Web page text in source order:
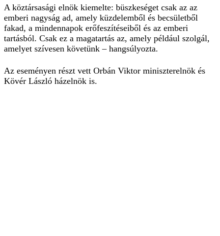
A köztársasági elnök kiemelte: büszkeséget csak az az
emberi nagyság ad, amely küzdelemből és becsületből
fakad, a mindennapok erőfeszítéseiből és az emberi
tartásból. Csak ez a magatartás az, amely például szolgál,
amelyet szívesen követünk – hangsúlyozta.
Az eseményen részt vett Orbán Viktor miniszterelnök és
Kövér László házelnök is.